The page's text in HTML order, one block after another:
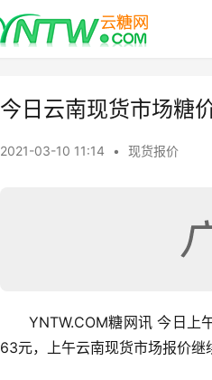
今日云南现货市场糖
2021-03-10 11:14 • 现货报价
YNTW.COM糖网讯 今日
63元，上午云南现货市场报价继